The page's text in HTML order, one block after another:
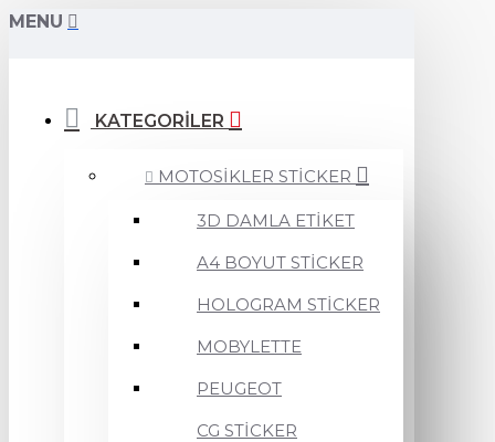
MENU
KATEGORİLER
MOTOSİKLER STİCKER
3D DAMLA ETİKET
A4 BOYUT STİCKER
HOLOGRAM STİCKER
MOBYLETTE
PEUGEOT
CG STİCKER